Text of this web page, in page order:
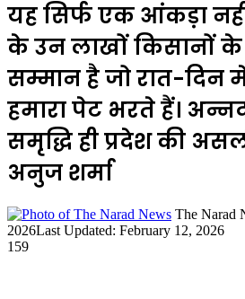
यह सिर्फ एक आंकड़ा
के उन लाखों किसानों
सम्मान है जो रात-दिन
हमारा पेट भरते हैं।
समृद्धि ही प्रदेश की
अनुज शर्मा
The Narad
2026Last Updated: February 12, 2026
159